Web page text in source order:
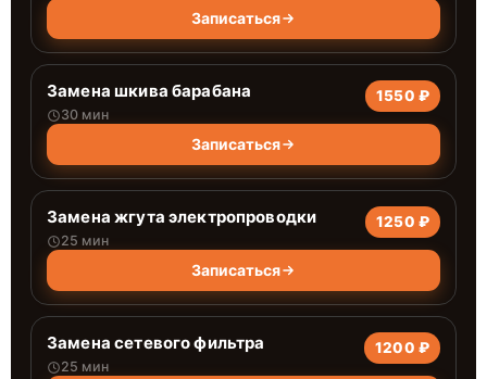
Записаться
Замена шкива барабана
30 мин
1550 ₽
Записаться
Замена жгута электропроводки
25 мин
1250 ₽
Записаться
Замена сетевого фильтра
25 мин
1200 ₽